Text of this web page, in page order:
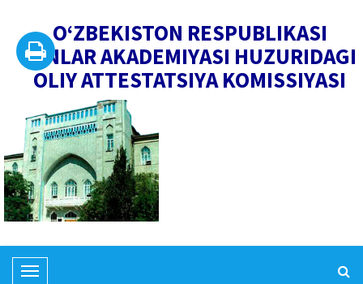
O‘ZBEKISTON RESPUBLIKASI
FANLAR AKADEMIYASI HUZURIDAGI
OLIY ATTESTATSIYA KOMISSIYASI
T